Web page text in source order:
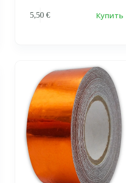
5,50€ Купить